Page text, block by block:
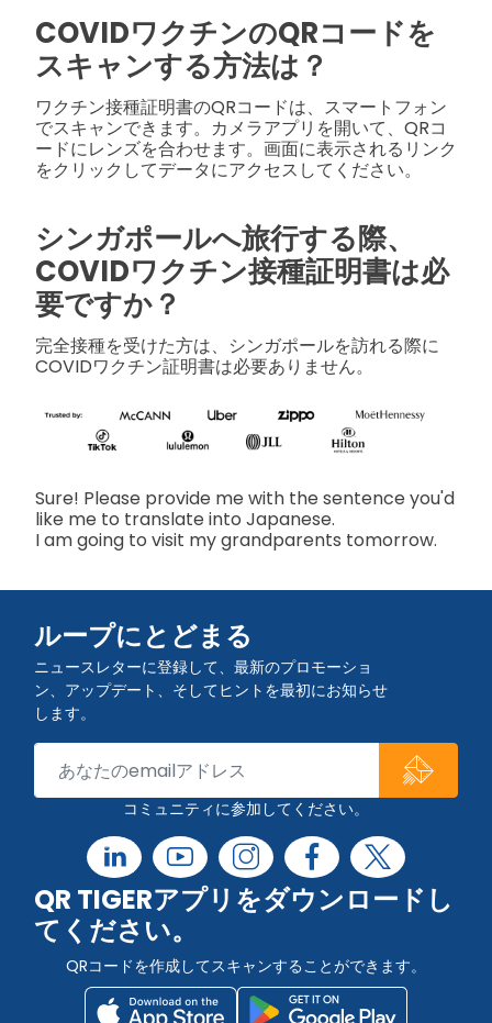
COVIDワクチンのQRコードを
スキャンする方法は？
ワクチン接種証明書のQRコードは、スマートフォン
でスキャンできます。カメラアプリを開いて、QRコ
ードにレンズを合わせます。画面に表示されるリンク
をクリックしてデータにアクセスしてください。
シンガポールへ旅行する際、
COVIDワクチン接種証明書は必
要ですか？
完全接種を受けた方は、シンガポールを訪れる際に
COVIDワクチン証明書は必要ありません。
Sure! Please provide me with the sentence you'd
like me to translate into Japanese.
I am going to visit my grandparents tomorrow.
ループにとどまる
ニュースレターに登録して、最新のプロモーショ
ン、アップデート、そしてヒントを最初にお知らせ
します。
コミュニティに参加してください。
QR TIGERアプリをダウンロードし
てください。
QRコードを作成してスキャンすることができます。